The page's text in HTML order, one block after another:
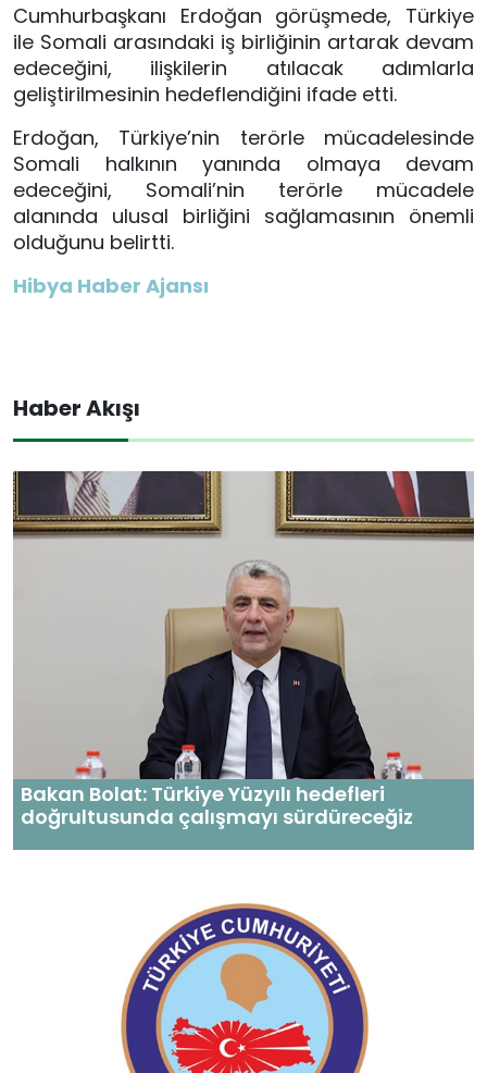
Cumhurbaşkanı Erdoğan görüşmede, Türkiye
ile Somali arasındaki iş birliğinin artarak devam
edeceğini, ilişkilerin atılacak adımlarla
geliştirilmesinin hedeflendiğini ifade etti.
Erdoğan, Türkiye’nin terörle mücadelesinde
Somali halkının yanında olmaya devam
edeceğini, Somali’nin terörle mücadele
alanında ulusal birliğini sağlamasının önemli
olduğunu belirtti.
Hibya Haber Ajansı
Haber Akışı
Bakan Bolat: Türkiye Yüzyılı hedefleri
doğrultusunda çalışmayı sürdüreceğiz